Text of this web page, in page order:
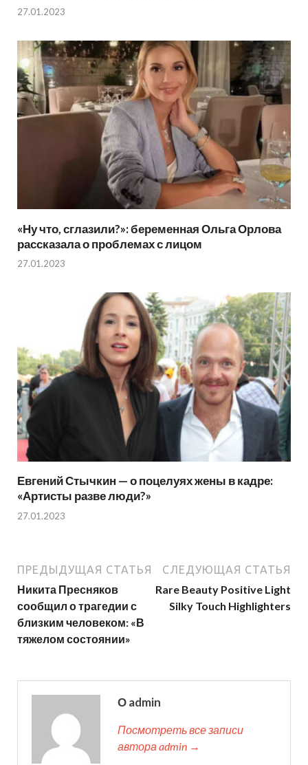
27.01.2023
«Ну что, сглазили?»: беременная Ольга Орлова
рассказала о проблемах с лицом
27.01.2023
Евгений Стычкин — о поцелуях жены в кадре:
«Артисты разве люди?»
27.01.2023
ПРЕДЫДУЩАЯ СТАТЬЯ
Никита Пресняков
сообщил о трагедии с
близким человеком: «В
тяжелом состоянии»
СЛЕДУЮЩАЯ СТАТЬЯ
Rare Beauty Positive Light
Silky Touch Highlighters
О admin
Посмотреть все записи
автора admin →